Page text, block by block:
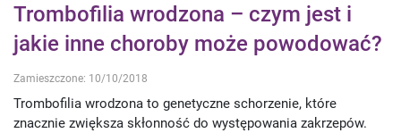
Trombofilia wrodzona – czym jest i
jakie inne choroby może powodować?
Zamieszczone: 10/10/2018
Trombofilia wrodzona to genetyczne schorzenie, które
znacznie zwiększa skłonność do występowania zakrzepów.